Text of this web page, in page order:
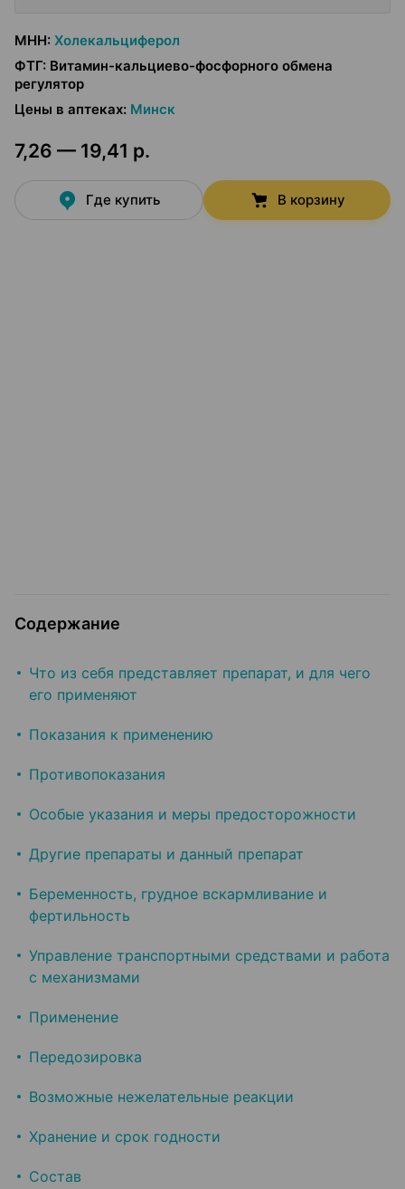
МНН: Холекальциферол
ФТГ: Витамин-кальциево-фосфорного обмена
регулятор
Цены в аптеках: Минск
7,26 — 19,41 р.
Где купить В корзину
Содержание
Что из себя представляет препарат, и для чего
его применяют
Показания к применению
Противопоказания
Особые указания и меры предосторожности
Другие препараты и данный препарат
Беременность, грудное вскармливание и
фертильность
Управление транспортными средствами и работа
с механизмами
Применение
Передозировка
Возможные нежелательные реакции
Хранение и срок годности
Состав